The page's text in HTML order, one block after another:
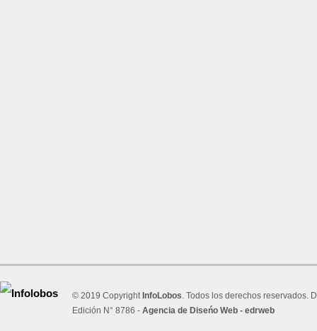
© 2019 Copyright InfoLobos. Todos los derechos reservados.
Edición N° 8786 - Agencia de Diseńo Web - edrweb